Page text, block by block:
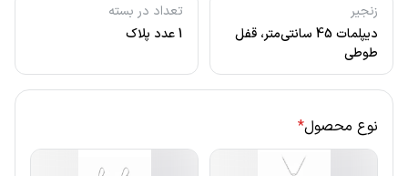
زنجیر
دیپلمات 45 سانتی‌متر، قفل
طوطی
تعداد در بسته
1 عدد پلاک
نوع محصول*